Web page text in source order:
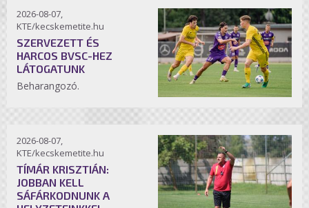
2026-08-07,
KTE/kecskemetite.hu
SZERVEZETT ÉS
HARCOS BVSC-HEZ
LÁTOGATUNK
Beharangozó.
2026-08-07,
KTE/kecskemetite.hu
TÍMÁR KRISZTIÁN:
JOBBAN KELL
SÁFÁRKODNUNK A